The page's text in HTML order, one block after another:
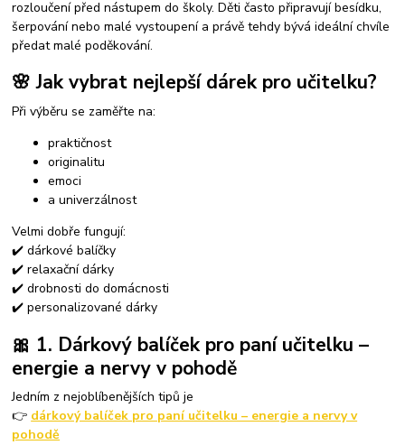
rozloučení před nástupem do školy. Děti často připravují besídku,
šerpování nebo malé vystoupení a právě tehdy bývá ideální chvíle
předat malé poděkování.
🌸 Jak vybrat nejlepší dárek pro učitelku?
Při výběru se zaměřte na:
praktičnost
originalitu
emoci
a univerzálnost
Velmi dobře fungují:
✔️ dárkové balíčky
✔️ relaxační dárky
✔️ drobnosti do domácnosti
✔️ personalizované dárky
🎀 1. Dárkový balíček pro paní učitelku –
energie a nervy v pohodě
Jedním z nejoblíbenějších tipů je
👉 dárkový balíček pro paní učitelku – energie a nervy v
pohodě